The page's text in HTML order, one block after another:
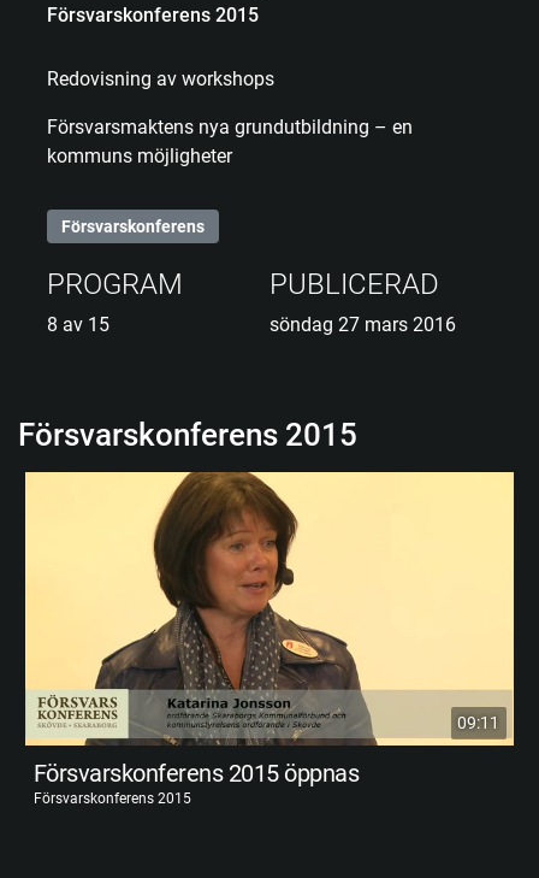
Försvarskonferens 2015
Redovisning av workshops
Försvarsmaktens nya grundutbildning – en
kommuns möjligheter
Försvarskonferens
PROGRAM
8 av 15
PUBLICERAD
söndag 27 mars 2016
Försvarskonferens 2015
09:11
Försvarskonferens 2015 öppnas
Försvarskonferens 2015